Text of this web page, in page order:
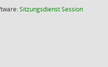
SitzungsdienstSession(Wird in